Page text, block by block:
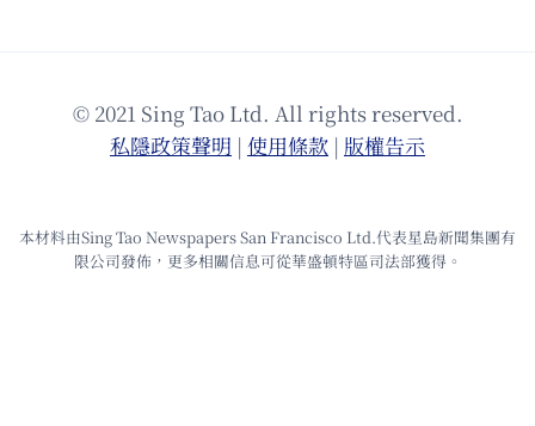
© 2021 Sing Tao Ltd. All rights reserved.
私隱政策聲明 | 使⽤條款 | 版權告⽰
本材料由Sing Tao Newspapers San Francisco Ltd.代表星島新聞集團有
限公司發佈，更多相關信息可從華盛頓特區司法部獲得。